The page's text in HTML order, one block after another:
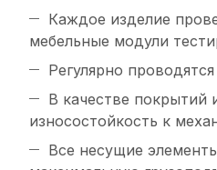
Каждое изделие
мебельные модули
Регулярно
В качестве покрытий
износостойкость к
Все несущие